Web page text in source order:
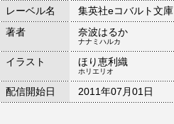
レーベル名
集英社eコバルト文庫
著者
奈波はるか
ナナミハルカ
イラスト ほり恵利織
ホリエリオ
配信開始日 2011年07月01日